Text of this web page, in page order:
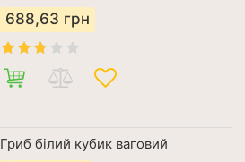
688,63 грн
Гриб білий кубик ваговий